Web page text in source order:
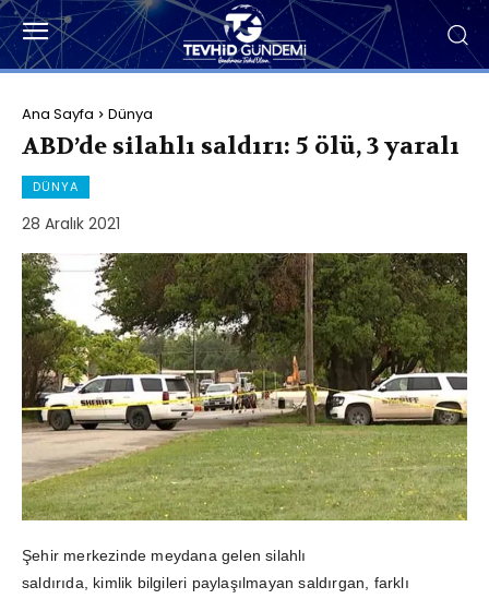
Ana Sayfa Dünya
ABD’de silahlı saldırı: 5 ölü, 3 yaralı
DÜNYA
28 Aralık 2021
Şehir merkezinde meydana gelen silahlı
saldırıda, kimlik bilgileri paylaşılmayan saldırgan, farklı